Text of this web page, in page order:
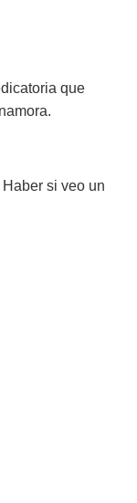
que
si veo un